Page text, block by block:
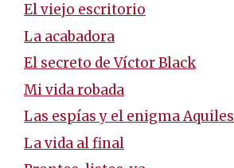
El viejo escritorio
La acabadora
El secreto de Víctor Black
Mi vida robada
Las espías y el enigma Aquiles
La vida al final